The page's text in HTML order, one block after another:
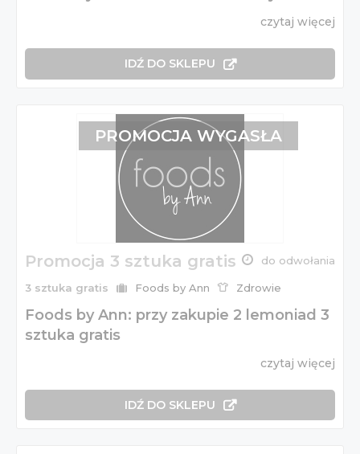
czytaj więcej
IDŹ DO SKLEPU
Promocja 3 sztuka gratis do odwołania
3 sztuka gratis Foods by Ann Zdrowie
Foods by Ann: przy zakupie 2 lemoniad 3
sztuka gratis
czytaj więcej
IDŹ DO SKLEPU
PROMOCJA WYGASŁA